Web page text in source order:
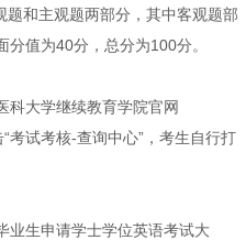
和主观题两部分，其中客观题部
值为40分，总分为100分。
科大学继续教育学院官网
考试考核-查询中心”，考生自行打
业生申请学士学位英语考试大